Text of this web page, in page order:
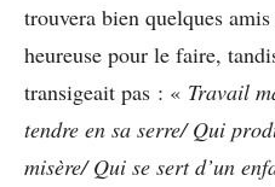
trouvera bien quelques
heureuse pour le faire,
transigeait pas : « Travail
tendre en sa serre/ Qui
misère/ Qui se sert d’un